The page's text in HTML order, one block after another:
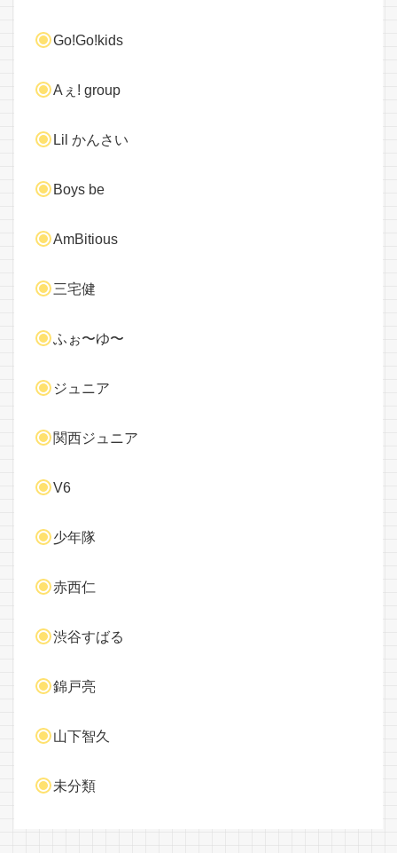
Go!Go!kids
Aぇ! group
Lil かんさい
Boys be
AmBitious
三宅健
ふぉ〜ゆ〜
ジュニア
関西ジュニア
V6
少年隊
赤西仁
渋谷すばる
錦戸亮
山下智久
未分類